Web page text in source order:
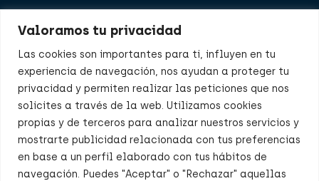
Valoramos tu privacidad
Las cookies son importantes para ti, influyen en tu
experiencia de navegación, nos ayudan a proteger tu
privacidad y permiten realizar las peticiones que nos
solicites a través de la web. Utilizamos cookies
propias y de terceros para analizar nuestros servicios y
mostrarte publicidad relacionada con tus preferencias
en base a un perfil elaborado con tus hábitos de
navegación. Puedes "Aceptar" o "Rechazar" aquellas
Color Center, S.A.
Colorantes y Productos Químicos
C/ Xaloc 12-14
Pol. Ind Llevant
08213 Polinyà
Tel. +34 937 861 113